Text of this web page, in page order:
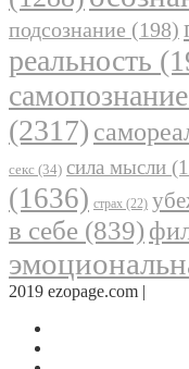
подсознание (198)
реальность
самопознание
(2317)
секс (34) сила мысли
(1636) страх (22)
в себе (839)
2019 ezopage.com |